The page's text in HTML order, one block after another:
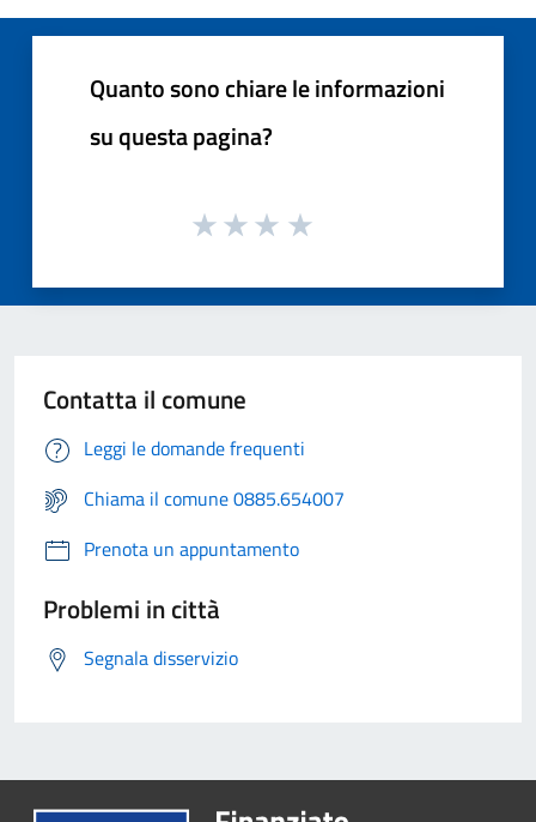
Quanto sono chiare le informazioni
su questa pagina?
Contatta il comune
Leggi le domande frequenti
Chiama il comune 0885.654007
Prenota un appuntamento
Problemi in città
Segnala disservizio